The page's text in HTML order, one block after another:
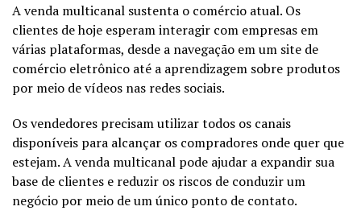
A venda multicanal sustenta o comércio atual. Os
clientes de hoje esperam interagir com empresas em
várias plataformas, desde a navegação em um site de
comércio eletrônico até a aprendizagem sobre produtos
por meio de vídeos nas redes sociais.
Os vendedores precisam utilizar todos os canais
disponíveis para alcançar os compradores onde quer que
estejam. A venda multicanal pode ajudar a expandir sua
base de clientes e reduzir os riscos de conduzir um
negócio por meio de um único ponto de contato.